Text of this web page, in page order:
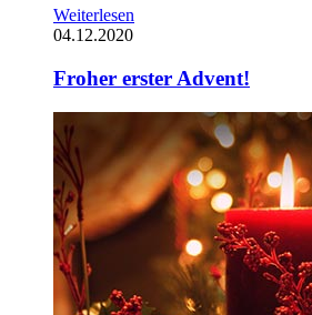
Weiterlesen
04.12.2020
Froher erster Advent!